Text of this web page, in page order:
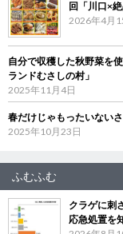
回「川口×
2026年4月
自分で収穫した秋野菜を
ランドむさしの村」
2025年11月4日
春だけじゃもったいない
2025年10月23日
ふむふむ
クラゲに刺
応急処置を